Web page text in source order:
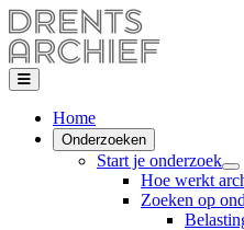
Home
Onderzoeken
Start je onderzoek
Hoe werkt
Zoeken op